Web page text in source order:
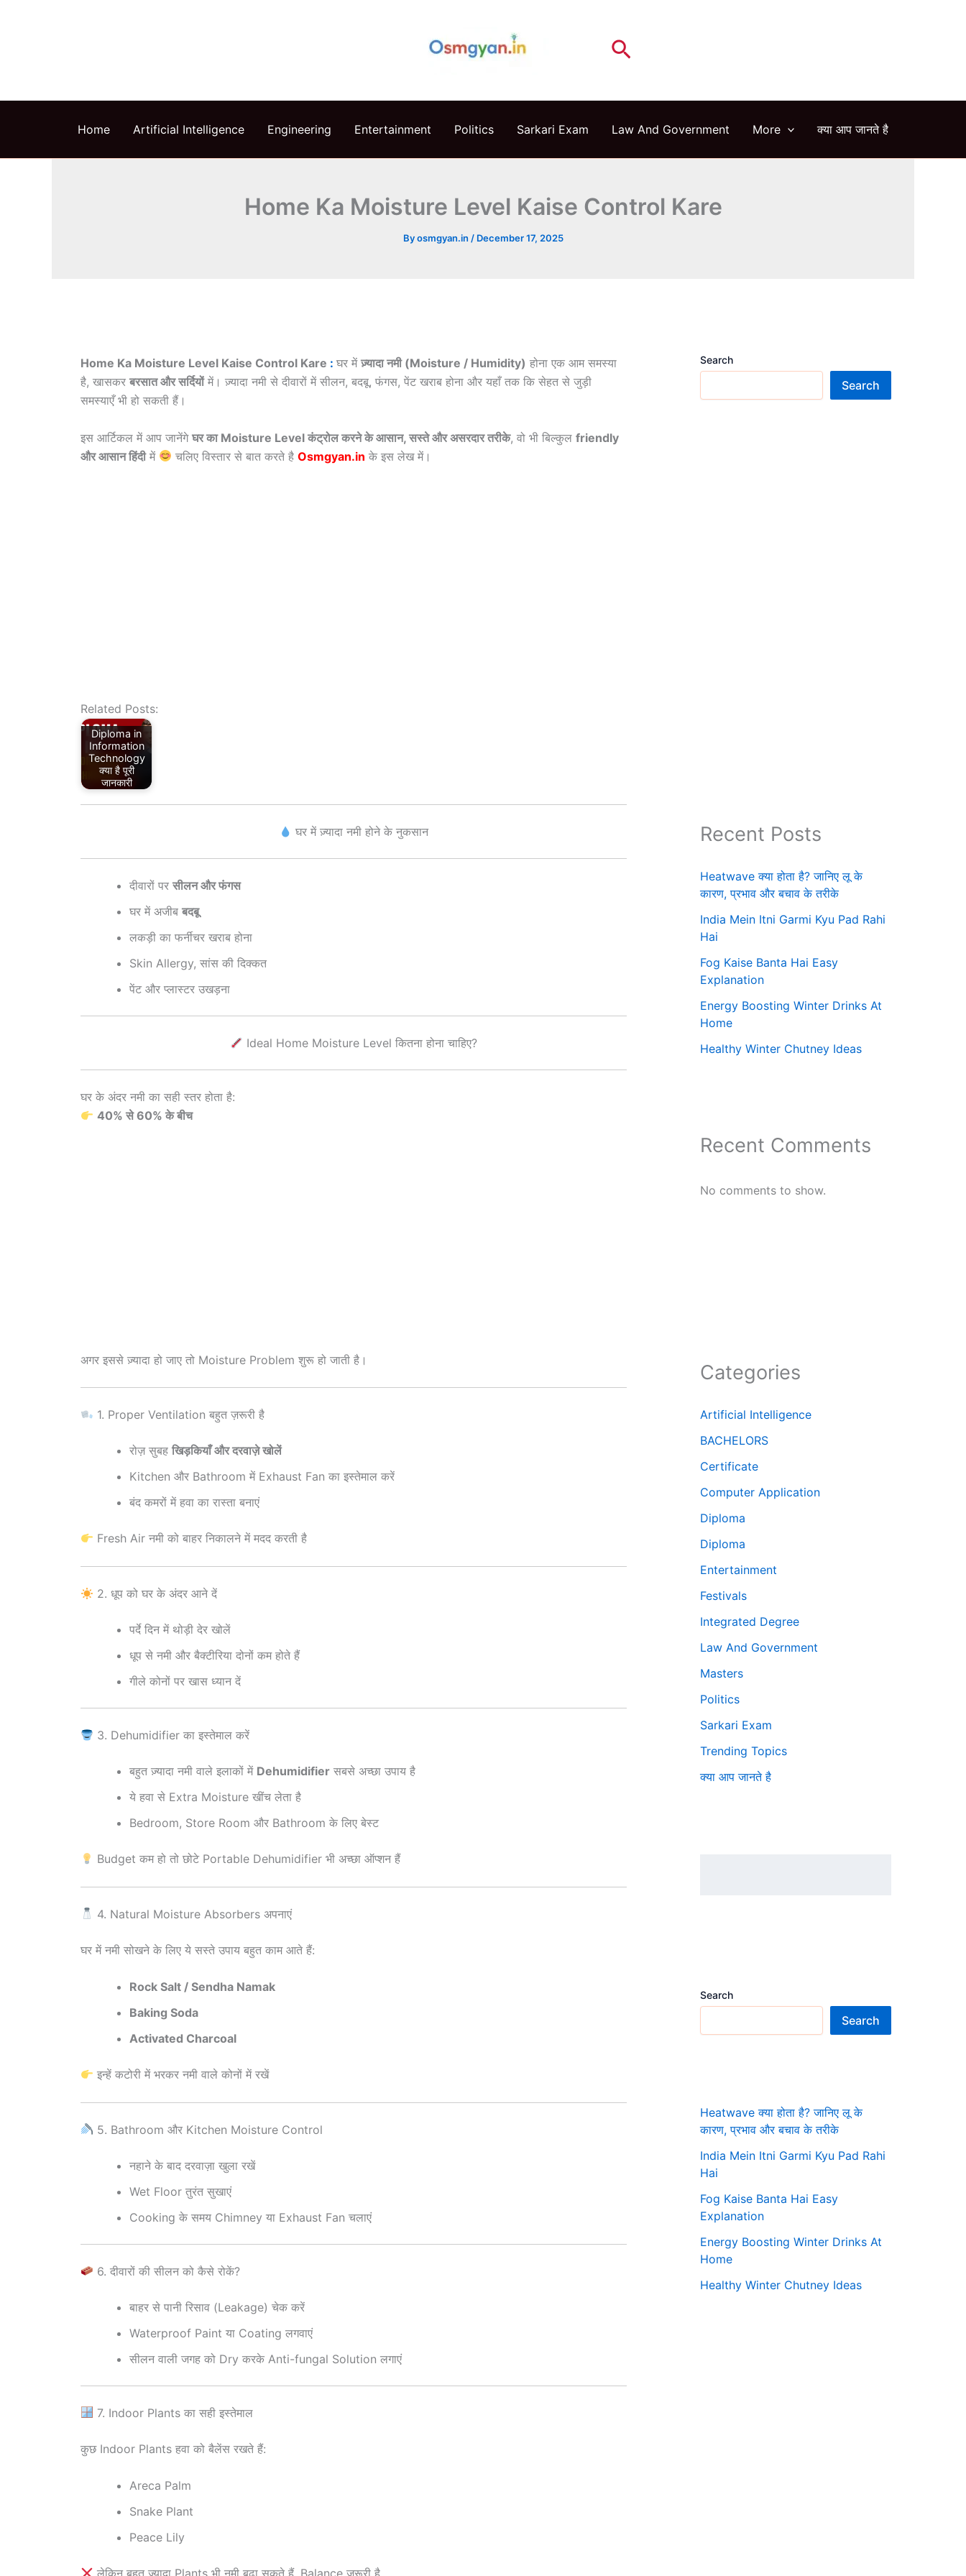
Search
Home Artificial Intelligence Engineering Entertainment Politics Sarkari Exam Law And Government More क्या आप जानते है
Home Ka Moisture Level Kaise Control Kare
Byosmgyan.in / December 17, 2025
Home Ka Moisture Level Kaise Control Kare : घर में ज़्यादा नमी (Moisture / Humidity) होना एक आम समस्या
है, खासकर बरसात और सर्दियोंमें। ज़्यादा नमी से दीवारों में सीलन, बदबू, फंगस, पेंट खराब होना और यहाँ तक कि सेहत से जुड़ी
समस्याएँ भी हो सकती हैं।
इस आर्टिकल में आप जानेंगे घर का Moisture Level कंट्रोल करने के आसान, सस्ते और असरदार तरीके, वो भी बिल्कुल friendly
और आसान हिंदीमें चलिए विस्तार से बात करते हैOsmgyan.in के इस लेख में।
Related Posts:
Diploma in
Information
Technology
क्या है पूरी
जानकारी
घर में ज़्यादा नमी होने के नुकसान
दीवारों पर सीलन और फंगस
घर में अजीब बदबू
लकड़ी का फर्नीचर खराब होना
Skin Allergy, सांस की दिक्कत
पेंट और प्लास्टर उखड़ना
Ideal Home Moisture Level कितना होना चाहिए?
घर के अंदर नमी का सही स्तर होता है:
40% से 60% के बीच
अगर इससे ज़्यादा हो जाए तो Moisture Problem शुरू हो जाती है।
1. Proper Ventilation बहुत ज़रूरी है
रोज़ सुबह खिड़कियाँ और दरवाज़े खोलें
Kitchen और Bathroom में Exhaust Fan का इस्तेमाल करें
बंद कमरों में हवा का रास्ता बनाएं
Fresh Air नमी को बाहर निकालने में मदद करती है
2. धूप को घर के अंदर आने दें
पर्दे दिन में थोड़ी देर खोलें
धूप से नमी और बैक्टीरिया दोनों कम होते हैं
गीले कोनों पर खास ध्यान दें
3. Dehumidifier का इस्तेमाल करें
बहुत ज़्यादा नमी वाले इलाकों में Dehumidifier सबसे अच्छा उपाय है
ये हवा से Extra Moisture खींच लेता है
Bedroom, Store Room और Bathroom के लिए बेस्ट
Budget कम हो तो छोटे Portable Dehumidifier भी अच्छा ऑप्शन हैं
4. Natural Moisture Absorbers अपनाएं
घर में नमी सोखने के लिए ये सस्ते उपाय बहुत काम आते हैं:
Rock Salt / Sendha Namak
Baking Soda
Activated Charcoal
इन्हें कटोरी में भरकर नमी वाले कोनों में रखें
5. Bathroom और Kitchen Moisture Control
नहाने के बाद दरवाज़ा खुला रखें
Wet Floor तुरंत सुखाएं
Cooking के समय Chimney या Exhaust Fan चलाएं
6. दीवारों की सीलन को कैसे रोकें?
बाहर से पानी रिसाव (Leakage) चेक करें
Waterproof Paint या Coating लगवाएं
सीलन वाली जगह को Dry करके Anti-fungal Solution लगाएं
7. Indoor Plants का सही इस्तेमाल
कुछ Indoor Plants हवा को बैलेंस रखते हैं:
Areca Palm
Snake Plant
Peace Lily
Search
Search
Recent Posts
Heatwave क्या होता है? जानिए लू के
कारण, प्रभाव और बचाव के तरीके
India Mein Itni Garmi Kyu Pad Rahi
Hai
Fog Kaise Banta Hai Easy
Explanation
Energy Boosting Winter Drinks At
Home
Healthy Winter Chutney Ideas
Recent Comments
No comments to show.
Categories
Artificial Intelligence
BACHELORS
Certificate
Computer Application
Diploma
Diploma
Entertainment
Festivals
Integrated Degree
Law And Government
Masters
Politics
Sarkari Exam
Trending Topics
क्या आप जानते है
Search
Search
Heatwave क्या होता है? जानिए लू के
कारण, प्रभाव और बचाव के तरीके
India Mein Itni Garmi Kyu Pad Rahi
Hai
Fog Kaise Banta Hai Easy
Explanation
Energy Boosting Winter Drinks At
Home
Healthy Winter Chutney Ideas